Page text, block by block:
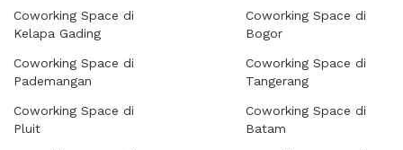
Coworking Space di
Kelapa Gading
Coworking Space di
Pademangan
Coworking Space di
Pluit
Coworking Space di
Bogor
Coworking Space di
Tangerang
Coworking Space di
Batam